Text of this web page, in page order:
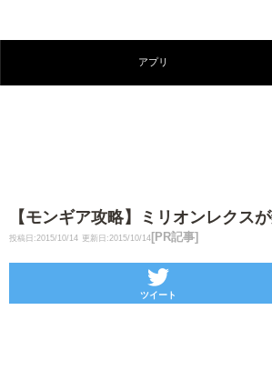
アプリ
【モンギア攻略】ミリオンレクス
投稿日:2015/10/14 更新日:2015/10/14 [PR記事]
ツイート